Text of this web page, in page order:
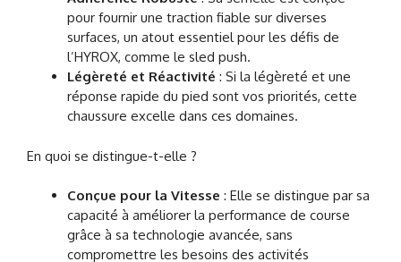
pour fournir une traction fiable sur diverses
surfaces, un atout essentiel pour les défis de
l’HYROX, comme le sled push.
Légèreté et Réactivité : Si la légèreté et une
réponse rapide du pied sont vos priorités, cette
chaussure excelle dans ces domaines.
En quoi se distingue-t-elle ?
Conçue pour la Vitesse : Elle se distingue par sa
capacité à améliorer la performance de course
grâce à sa technologie avancée, sans
compromettre les besoins des activités